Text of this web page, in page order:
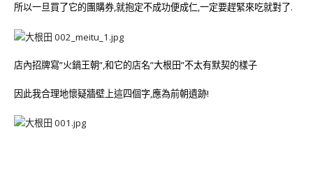
所以一旦買了它的團購券,就抱定不成功便成仁,一定要趕緊來吃就對了.
店內招牌寫”火鍋王朝”,和它的店名”大根田”不太有默契的樣子
因此我合理地懷疑牆壁上這四個字,應為前朝遺跡!